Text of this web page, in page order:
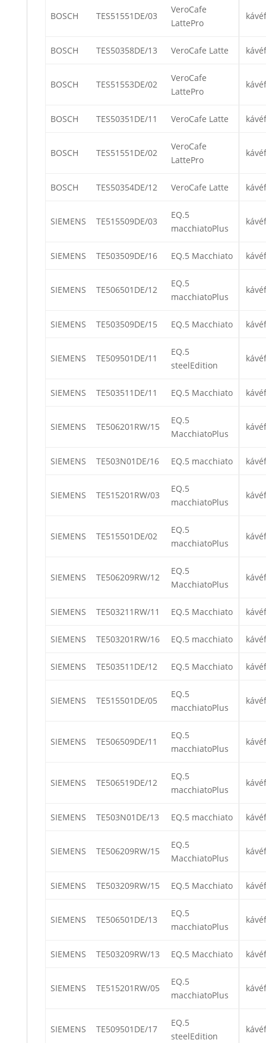
BOSCH TES51551DE/03
VeroCafe
LattePro
BOSCH TES50358DE/13 VeroCafe Latte
BOSCH TES51553DE/02
VeroCafe
LattePro
BOSCH TES50351DE/11 VeroCafe Latte
BOSCH TES51551DE/02
VeroCafe
LattePro
BOSCH TES50354DE/12 VeroCafe Latte
SIEMENS TE515509DE/03
EQ.5
macchiatoPlus
SIEMENS TE503509DE/16 EQ.5 Macchiato
SIEMENS TE506501DE/12
EQ.5
macchiatoPlus
SIEMENS TE503509DE/15 EQ.5 Macchiato
SIEMENS TE509501DE/11
EQ.5
steelEdition
SIEMENS TE503511DE/11 EQ.5 Macchiato
SIEMENS TE506201RW/15
EQ.5
MacchiatoPlus
SIEMENS TE503N01DE/16 EQ.5 macchiato
SIEMENS TE515201RW/03
EQ.5
macchiatoPlus
SIEMENS TE515501DE/02
EQ.5
macchiatoPlus
SIEMENS TE506209RW/12
EQ.5
MacchiatoPlus
SIEMENS TE503211RW/11 EQ.5 Macchiato
SIEMENS TE503201RW/16 EQ.5 macchiato
SIEMENS TE503511DE/12 EQ.5 Macchiato
SIEMENS TE515501DE/05
EQ.5
macchiatoPlus
SIEMENS TE506509DE/11
EQ.5
macchiatoPlus
SIEMENS TE506519DE/12
EQ.5
macchiatoPlus
SIEMENS TE503N01DE/13 EQ.5 macchiato
SIEMENS TE506209RW/15
EQ.5
MacchiatoPlus
SIEMENS TE503209RW/15 EQ.5 Macchiato
SIEMENS TE506501DE/13
EQ.5
macchiatoPlus
SIEMENS TE503209RW/13 EQ.5 Macchiato
SIEMENS TE515201RW/05
EQ.5
macchiatoPlus
SIEMENS TE509501DE/17
EQ.5
steelEdition